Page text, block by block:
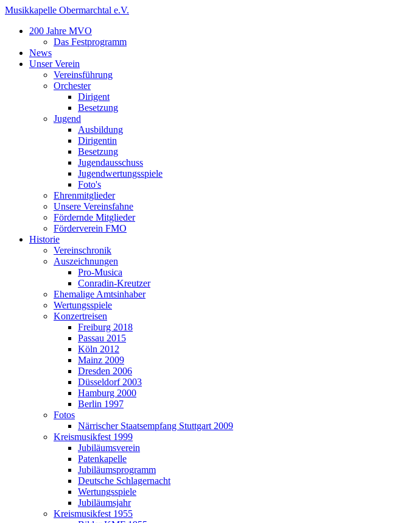
Musikkapelle Obermarchtal e.V.
200 Jahre MVO
Das Festprogramm
News
Unser Verein
Vereinsführung
Orchester
Dirigent
Besetzung
Jugend
Ausbildung
Dirigentin
Besetzung
Jugendausschuss
Jugendwertungsspiele
Foto's
Ehrenmitglieder
Unsere Vereinsfahne
Fördernde Mitglieder
Förderverein FMO
Historie
Vereinschronik
Auszeichnungen
Pro-Musica
Conradin-Kreutzer
Ehemalige Amtsinhaber
Wertungsspiele
Konzertreisen
Freiburg 2018
Passau 2015
Köln 2012
Mainz 2009
Dresden 2006
Düsseldorf 2003
Hamburg 2000
Berlin 1997
Fotos
Närrischer Staatsempfang Stuttgart 2009
Kreismusikfest 1999
Jubiläumsverein
Patenkapelle
Jubiläumsprogramm
Deutsche Schlagernacht
Wertungsspiele
Jubiläumsjahr
Kreismusikfest 1955